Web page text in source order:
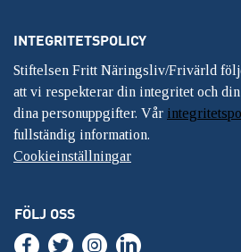
INTEGRITETSPOLICY
Stiftelsen Fritt Näringsliv/Frivärld
att vi respekterar din integritet och
dina personuppgifter. Vår
fullständig information.
Cookieinställningar
FÖLJ OSS